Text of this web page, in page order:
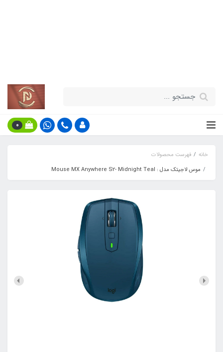
0
خانه
فهرست محصولات
موس لاجیتک مدل : Mouse MX Anywhere S2- Midnight Teal